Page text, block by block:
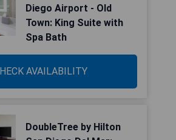
Diego Airport - Old
Town: King Suite with
Spa Bath
AVAILABILITY
DoubleTree by Hilton